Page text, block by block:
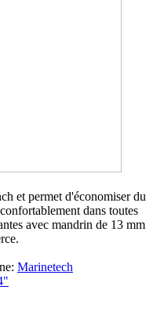
et permet d'économiser du
dans toutes
avec mandrin de 13 mm
Marinetech